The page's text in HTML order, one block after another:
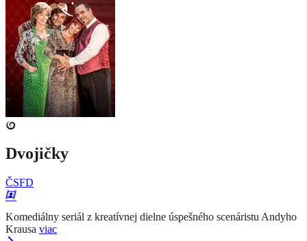
Dvojičky
ČSFD
Komediálny seriál z kreatívnej dielne úspešného scenáristu Andyho
Krausa viac